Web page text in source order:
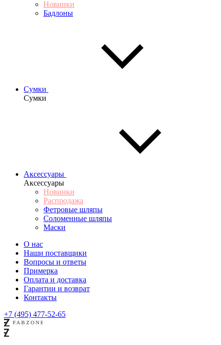
Новинки
Бадлоны
Сумки
Сумки
Аксессуары
Аксессуары
Новинки
Распродажа
Фетровые шляпы
Соломенные шляпы
Маски
О нас
Наши поставщики
Вопросы и ответы
Примерка
Оплата и доставка
Гарантии и возврат
Контакты
+7 (495) 477-52-65